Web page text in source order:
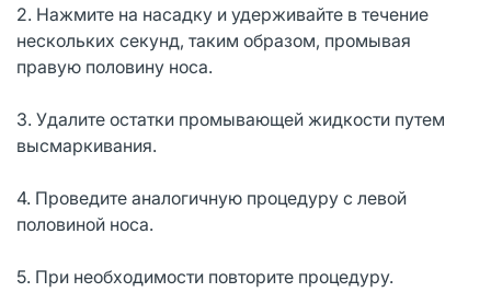
2. Нажмите на насадку и удерживайте в течение
нескольких секунд, таким образом, промывая
правую половину носа.
3. Удалите остатки промывающей жидкости путем
высмаркивания.
4. Проведите аналогичную процедуру с левой
половиной носа.
5. При необходимости повторите процедуру.